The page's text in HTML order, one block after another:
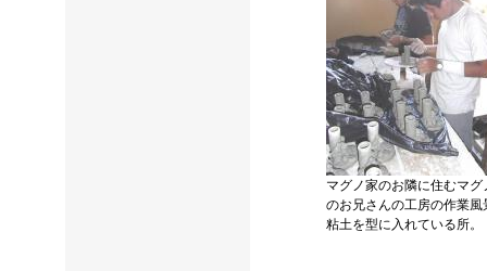
マグノ家のお隣に住むマグ
のお兄さんの工房の作業風
粘土を型に入れている所。